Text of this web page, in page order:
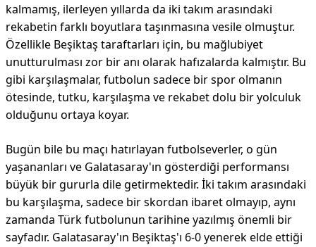
kalmamış, ilerleyen yıllarda da iki takım arasındaki
rekabetin farklı boyutlara taşınmasına vesile olmuştur.
Özellikle Beşiktaş taraftarları için, bu mağlubiyet
unutturulması zor bir anı olarak hafızalarda kalmıştır. Bu
gibi karşılaşmalar, futbolun sadece bir spor olmanın
ötesinde, tutku, karşılaşma ve rekabet dolu bir yolculuk
olduğunu ortaya koyar.
Bugün bile bu maçı hatırlayan futbolseverler, o gün
yaşananları ve Galatasaray'ın gösterdiği performansı
büyük bir gururla dile getirmektedir. İki takım arasındaki
bu karşılaşma, sadece bir skordan ibaret olmayıp, aynı
zamanda Türk futbolunun tarihine yazılmış önemli bir
sayfadır. Galatasaray'ın Beşiktaş'ı 6-0 yenerek elde ettiği